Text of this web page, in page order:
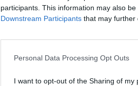
participants. This information may also
Downstream Participants that may further
Personal Data Processing Opt Outs
I want to opt-out of the Sharing of my